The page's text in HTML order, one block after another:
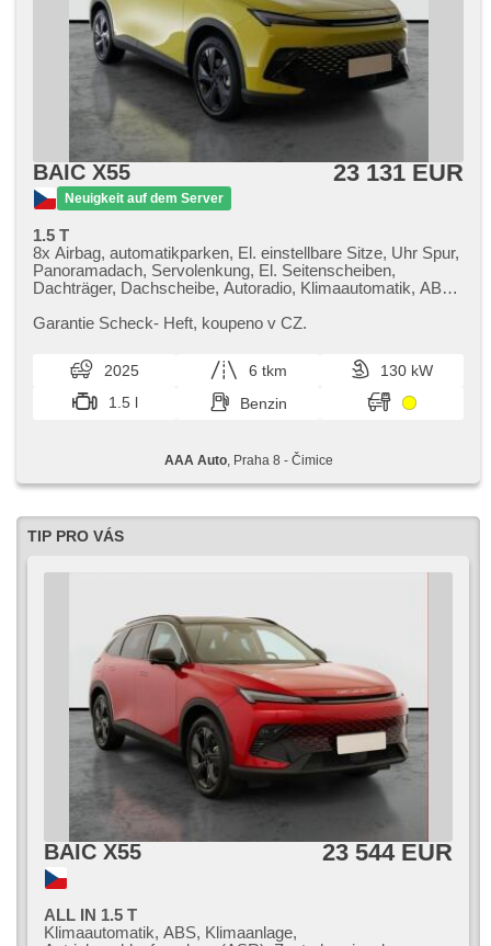
BAIC X55
Neuigkeit auf dem Server
23 131 EUR
1.5 T
8x Airbag, automatikparken, El. einstellbare Sitze, Uhr Spur,
Panoramadach, Servolenkung, El. Seitenscheiben,
Dachträger, Dachscheibe, Autoradio, Klimaautomatik, ABS,
Bordcomputer, El. Klappspiegel, Elektronisches
Sitze, Ledersitze, Scheibenwischersensor, starten per
Taste, Reifendrucksensor, USB, Automatikgetriebe
Garantie Scheck​- Heft,​ koupeno v CZ.
2025 6 tkm
130 kW
1.5 l
Benzin
AAA Auto, Praha 8 - Čimice
TIP PRO VÁS
BAIC X55 23 544 EUR
ALL IN 1.5 T
Klimaautomatik, ABS, Klimaanlage,